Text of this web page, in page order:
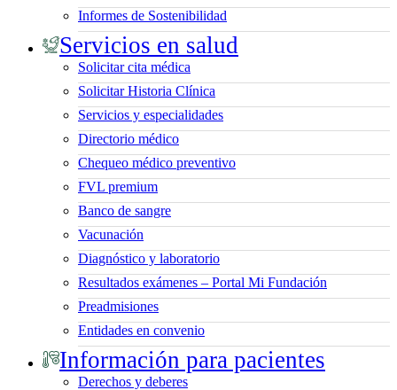
Informes de Sostenibilidad
Servicios en salud
Solicitar cita médica
Solicitar Historia Clínica
Servicios y especialidades
Directorio médico
Chequeo médico preventivo
FVL premium
Banco de sangre
Vacunación
Diagnóstico y laboratorio
Resultados exámenes – Portal Mi Fundación
Preadmisiones
Entidades en convenio
Información para pacientes
Derechos y deberes